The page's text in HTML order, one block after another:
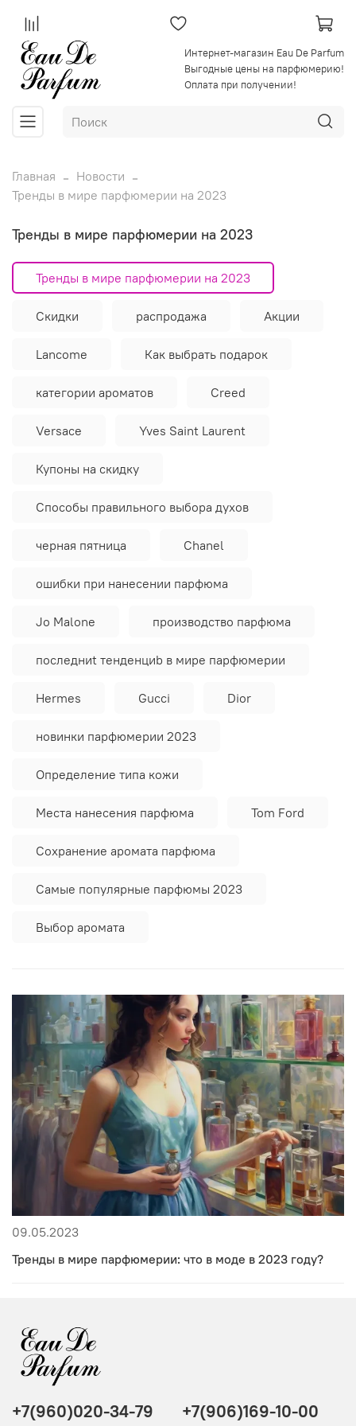
Интернет-магазин Eau De Parfum
Выгодные цены на парфюмерию!
Оплата при получении!
Главная
Новости
Тренды в мире парфюмерии на 2023
Тренды в мире парфюмерии на 2023
Тренды в мире парфюмерии на 2023
Скидки распродажа Акции
Lancome Как выбрать подарок
категории ароматов Creed
Versace Yves Saint Laurent
Купоны на скидку
Способы правильного выбора духов
черная пятница Chanel
ошибки при нанесении парфюма
Jo Malone производство парфюма
последниt тенденциb в мире парфюмерии
Hermes Gucci Dior
новинки парфюмерии 2023
Определение типа кожи
Места нанесения парфюма Tom Ford
Сохранение аромата парфюма
Самые популярные парфюмы 2023
Выбор аромата
09.05.2023
Тренды в мире парфюмерии: что в моде в 2023 году?
+7(960)020-34-79 +7(906)169-10-00